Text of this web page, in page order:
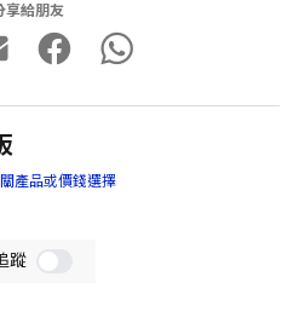
享給朋友
產品或價錢選擇
蹤